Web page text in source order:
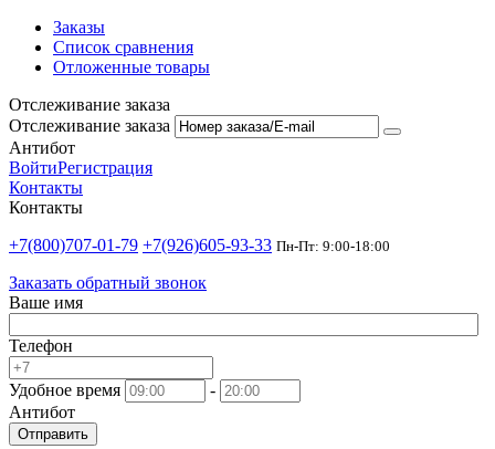
Заказы
Список сравнения
Отложенные товары
Отслеживание заказа
Отслеживание заказа
Антибот
ВойтиРегистрация
Контакты
Контакты
+7(800)707-01-79 +7(926)605-93-33 Пн-Пт: 9:00-18:00
Заказать обратный звонок
Ваше имя
Телефон
Удобное время
-
Антибот
Отправить